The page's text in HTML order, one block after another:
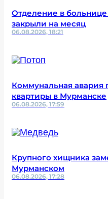
Отделение в
закрыли на месяц
06.08.2026, 18:21
Коммунальная авария
квартиры в Мурманске
06.08.2026, 17:59
Крупного хищника
Мурманском
06.08.2026, 17:28